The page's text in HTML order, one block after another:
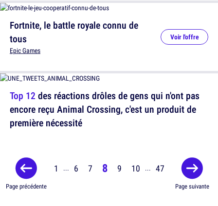
Fortnite, le battle royale connu de
tous
Epic Games
Voir l'offre
Top 12 des réactions drôles de gens qui n'ont pas
encore reçu Animal Crossing, c'est un produit de
première nécessité
Page précédente
1 ... 6 7 8 9 10 ... 47
Page suivante